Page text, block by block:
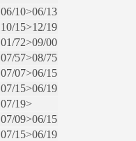
06/10>06/13
10/15>12/19
01/72>09/00
07/57>08/75
07/07>06/15
07/15>06/19
07/19>
07/09>06/15
07/15>06/19